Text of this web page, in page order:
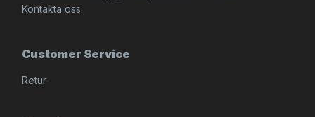
Kontakta oss
Customer Service
Retur